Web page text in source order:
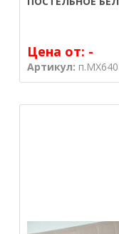
Цена от: -
Артикул: